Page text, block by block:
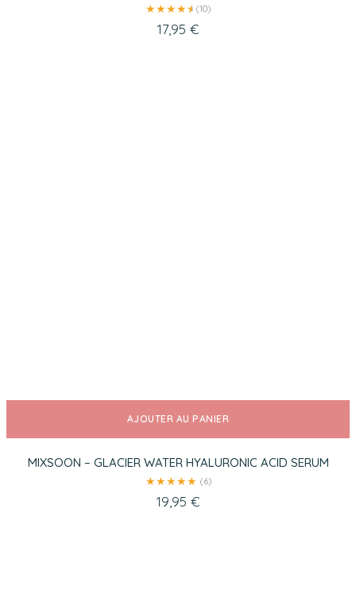
★★★★★
★(10)
17,95 €
AJOUTER AU PANIER
MIXSOON – GLACIER WATER HYALURONIC ACID SERUM
★★★★★ (6)
19,95 €